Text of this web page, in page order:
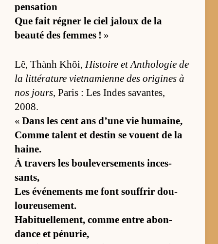
pen­sa­tion
Que fait ré­gner le ciel ja­loux de la
beauté des femmes ! »
Lê, Thành Khôi,His­toire et An­tho­lo­gie de
la lit­té­ra­ture viet­na­mienne des ori­gines à
nos jours, Pa­ris : Les Indes sa­van­tes,
2008.
« Dans les cent ans d’une vie hu­mai­ne,
Comme ta­lent et des­tin se vouent de la
haine.
À tra­vers les bou­le­ver­se­ments in­ces­
sants,
Les évé­ne­ments me font souf­frir dou­
lou­reu­se­ment.
Ha­bi­tuel­le­ment, comme entre abon­
dance et pé­nu­rie,